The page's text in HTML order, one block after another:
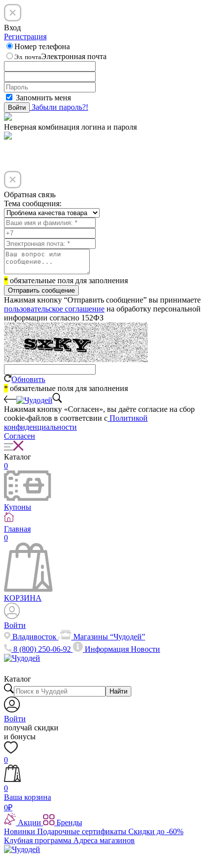
Вход
Регистрация
Номер телефона
Эл. почтаЭлектронная почта
Запомнить меня
Войти Забыли пароль?!
Неверная комбинация логина и пароля
Обратная связь
Тема сообщения:
* обязательные поля для заполнения
Отправить сообщение
Нажимая кнопку “Отправить сообщение” вы принимаете
пользовательское соглашение на обработку персональной
информации согласно 152ФЗ
Обновить
* обязательные поля для заполнения
Нажимая кнопку «Согласен», вы даёте cогласие на сбор
cookie-файлов в соответсвии с Политикой
конфиденциальности
Согласен
Каталог
0
Купоны
Главная
0
КОРЗИНА
Войти
Владивосток
Магазины “Чудодей”
8 (800) 250-06-92
ИнформацияНовости
Каталог
Найти
Войти
получай скидки
и бонусы
0
0
Ваша корзина
0₽
Акции
Бренды
Новинки Подарочные сертификаты Скидки до -60%
Клубная программа Адреса магазинов